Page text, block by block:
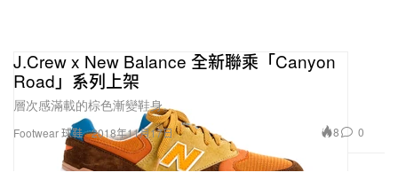
Footwear 球鞋
J.Crew x New Balance 全新聯乘「Canyon
Road」系列上架
層次感滿載的棕色漸變鞋身。
2018年11月17日 8 0